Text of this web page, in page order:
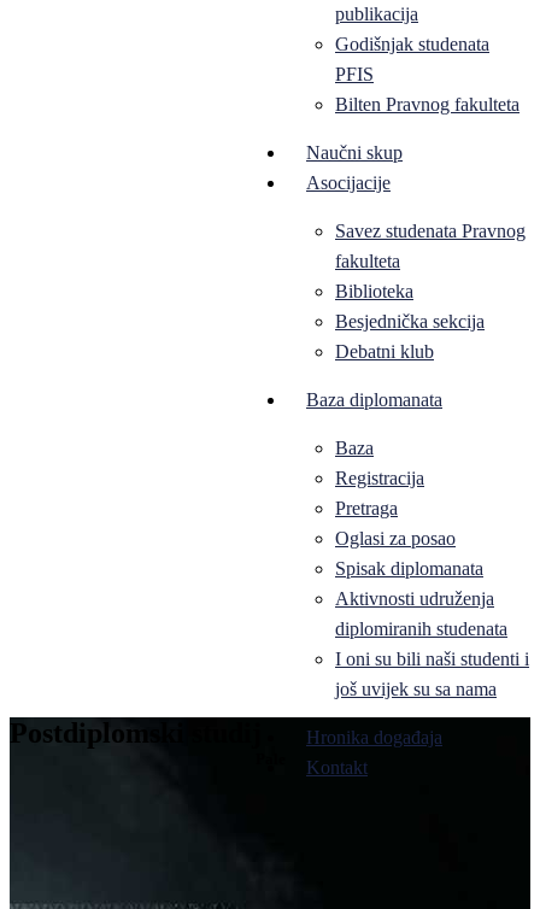
publikacija
Godišnjak studenata
PFIS
Bilten Pravnog fakulteta
Naučni skup
Asocijacije
Savez studenata Pravnog
fakulteta
Biblioteka
Besjednička sekcija
Debatni klub
Baza diplomanata
Baza
Registracija
Pretraga
Oglasi za posao
Spisak diplomanata
Aktivnosti udruženja
diplomiranih studenata
I oni su bili naši studenti i
još uvijek su sa nama
Hronika događaja
Kontakt
Postdiplomski studij